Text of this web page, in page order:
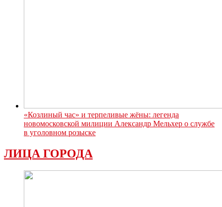
«Козлиный час» и терпеливые жёны: легенда
новомосковской милиции Александр Мельхер о службе
в уголовном розыске
ЛИЦА ГОРОДА